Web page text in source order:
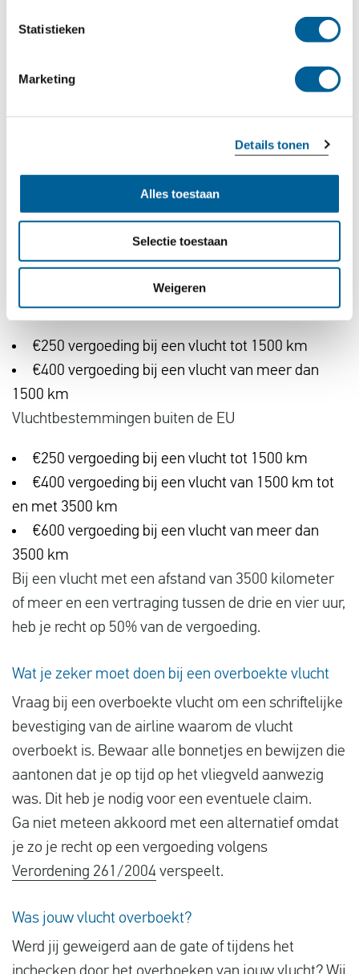
Statistieken
Marketing
Details tonen
Alles toestaan
Selectie toestaan
Weigeren
hotelovernachting of de ticketkosten retour. De
hoogte van de vergoeding wordt bepaald op basis
Vluchtbestemmingen binnen de EU
€250 vergoeding bij een vlucht tot 1500 km
€400 vergoeding bij een vlucht van meer dan
1500 km
Vluchtbestemmingen buiten de EU
€250 vergoeding bij een vlucht tot 1500 km
€400 vergoeding bij een vlucht van 1500 km tot
en met 3500 km
€600 vergoeding bij een vlucht van meer dan
3500 km
Bij een vlucht met een afstand van 3500 kilometer
of meer en een vertraging tussen de drie en vier uur,
heb je recht op 50% van de vergoeding.
Wat je zeker moet doen bij een overboekte vlucht
Vraag bij een overboekte vlucht om een schriftelijke
bevestiging van de airline waarom de vlucht
overboekt is. Bewaar alle bonnetjes en bewijzen die
aantonen dat je op tijd op het vliegveld aanwezig
was. Dit heb je nodig voor een eventuele claim.
Ga niet meteen akkoord met een alternatief omdat
je zo je recht op een vergoeding volgens
Verordening 261/2004 verspeelt.
Was jouw vlucht overboekt?
Werd jij geweigerd aan de gate of tijdens het